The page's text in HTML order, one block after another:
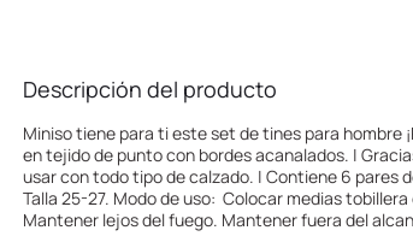
Descripción del producto
Miniso tiene para ti este set de tines para hombre
en tejido de punto con bordes acanalados. |
usar con todo tipo de calzado. | Contiene 6 pares
Talla 25-27. Modo de uso: Colocar medias
Mantener lejos del fuego. Mantener fuera del